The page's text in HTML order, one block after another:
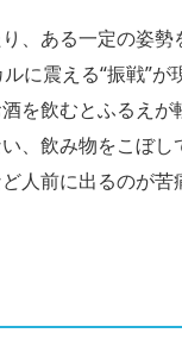
、ある一定の姿
に震える“振戦”
を飲むとふるえ
、飲み物をこぼ
人前に出るのが